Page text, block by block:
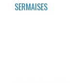
SERMAISES